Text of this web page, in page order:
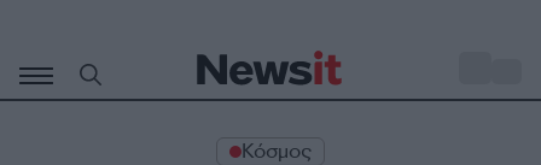
περιεχόμενο
Κόσμος